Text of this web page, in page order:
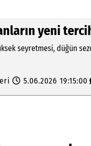
yeni
seyretmesi, düğün
5.06.2026 19:15:00